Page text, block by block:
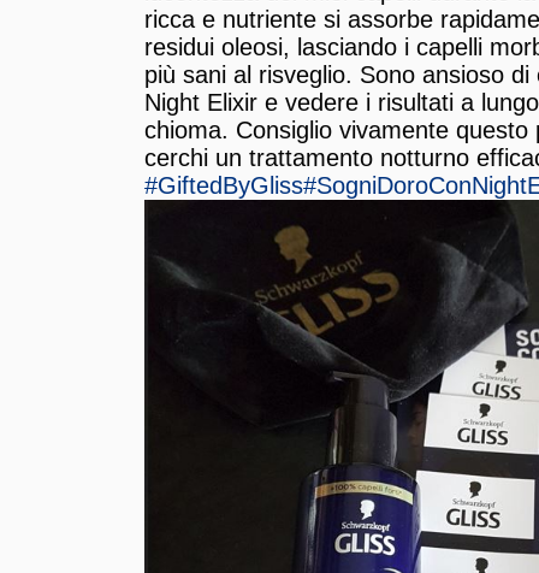
ricca e nutriente si assorbe
residui oleosi, lasciando i capelli
più sani al risveglio. Sono ansioso
Night Elixir e vedere i risultati a
chioma. Consiglio vivamente questo
cerchi un trattamento notturno
#GiftedByGliss